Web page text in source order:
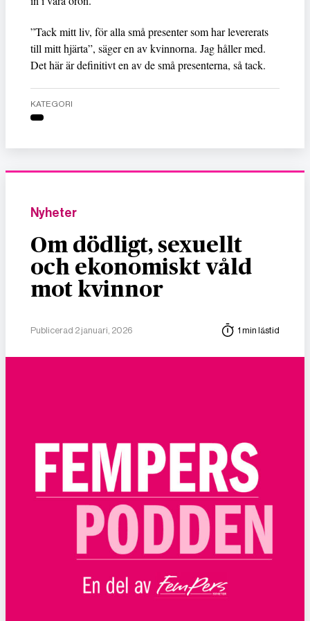
”Tack mitt liv, för alla små presenter som har levererats
till mitt hjärta”, säger en av kvinnorna. Jag håller med.
Det här är definitivt en av de små presenterna, så tack.
KATEGORI
Nyheter
Om dödligt, sexuellt
och ekonomiskt våld
mot kvinnor
Publicerad 2 januari, 2026 1 min lästid